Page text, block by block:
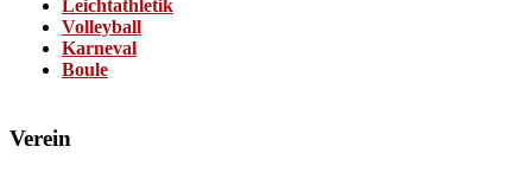
Leichtathletik
Volleyball
Karneval
Boule
Verein